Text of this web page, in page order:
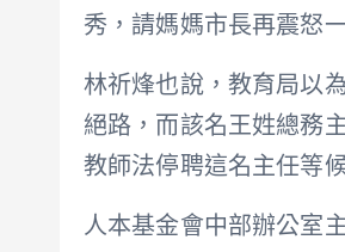
秀，請媽媽市長再震怒
林祈烽也說，教育局以
絕路，而該名王姓總務
教師法停聘這名主任等
人本基金會中部辦公室